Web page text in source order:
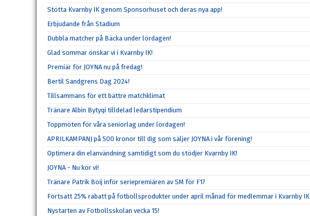
Stötta Kvarnby IK genom Sponsorhuset och deras nya app!
Erbjudande från Stadium
Dubbla matcher på Bäcka under lördagen!
Glad sommar önskar vi i Kvarnby IK!
Premiär för JOYNA nu på fredag!
Bertil Sandgrens Dag 2024!
Tillsammans för ett bättre matchklimat
Tränare Albin Bytyqi tilldelad ledarstipendium
Toppmöten för våra seniorlag under lördagen!
APRILKAMPANJ på 500 kronor till dig som säljer JOYNA i vår förening!
Optimera din elanvändning samtidigt som du stödjer Kvarnby IK!
JOYNA - Nu kör vi!
Tränare Patrik Boij inför seriepremiären av SM för F17
Fortsatt 25% rabatt på fotbollsprodukter under april månad för medlemmar i Kvarnby IK
Nystarten av Fotbollsskolan vecka 15!